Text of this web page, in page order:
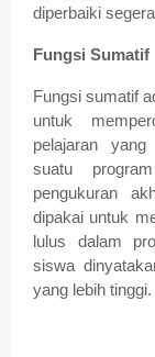
diperbaiki
Fungsi Sumatif
Fungsi sumatif
untuk
pelajaran
suatu
pengukuran
dipakai untuk
lulus dalam
siswa
yang lebih tinggi.